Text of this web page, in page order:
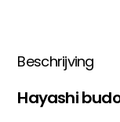
Beschrijving
Hayashi